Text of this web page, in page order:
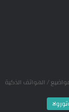
/ الهواتف الذكية